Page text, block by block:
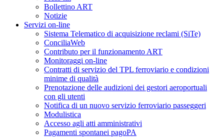
Bollettino ART
Notizie
Servizi on-line
Sistema Telematico di acquisizione reclami (SiTe)
ConciliaWeb
Contributo per il funzionamento ART
Monitoraggi on-line
Contratti di servizio del TPL ferroviario e condizioni
minime di qualità
Prenotazione delle audizioni dei gestori aeroportuali
con gli utenti
Notifica di un nuovo servizio ferroviario passeggeri
Modulistica
Accesso agli atti amministrativi
Pagamenti spontanei pagoPA